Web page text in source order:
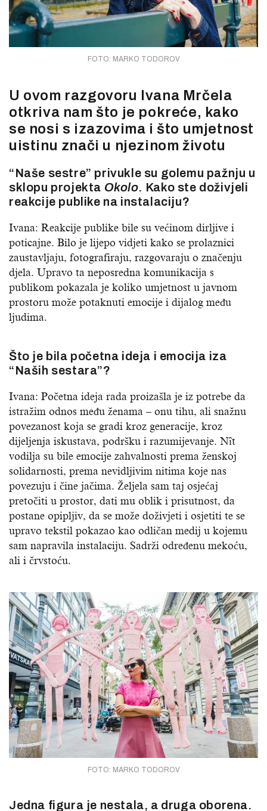
FOTO: MARKO TODOROV
U ovom razgovoru Ivana Mrčela
otkriva nam što je pokreće, kako
se nosi s izazovima i što umjetnost
uistinu znači u njezinom životu
“Naše sestre” privukle su golemu pažnju u
sklopu projekta Okolo. Kako ste doživjeli
reakcije publike na instalaciju?
Ivana: Reakcije publike bile su većinom dirljive i
poticajne. Bilo je lijepo vidjeti kako se prolaznici
zaustavljaju, fotografiraju, razgovaraju o značenju
djela. Upravo ta neposredna komunikacija s
publikom pokazala je koliko umjetnost u javnom
prostoru može potaknuti emocije i dijalog među
ljudima.
Što je bila početna ideja i emocija iza
“Naših sestara”?
Ivana: Početna ideja rada proizašla je iz potrebe da
istražim odnos među ženama – onu tihu, ali snažnu
povezanost koja se gradi kroz generacije, kroz
dijeljenja iskustava, podršku i razumijevanje. Nît
vodilja su bile emocije zahvalnosti prema ženskoj
solidarnosti, prema nevidljivim nitima koje nas
povezuju i čine jačima. Željela sam taj osjećaj
pretočiti u prostor, dati mu oblik i prisutnost, da
postane opipljiv, da se može doživjeti i osjetiti te se
upravo tekstil pokazao kao odličan medij u kojemu
sam napravila instalaciju. Sadrži određenu mekoću,
ali i črvstoću.
FOTO: MARKO TODOROV
Jedna figura je nestala, a druga oborena.